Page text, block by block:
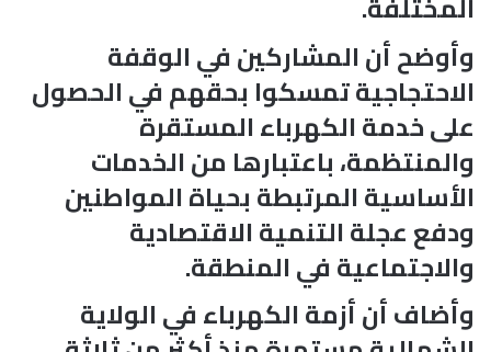
وأوضح أن المشاركين في الوقفة
الاحتجاجية تمسكوا بحقهم في الحصول
على خدمة الكهرباء المستقرة
والمنتظمة، باعتبارها من الخدمات
الأساسية المرتبطة بحياة المواطنين
ودفع عجلة التنمية الاقتصادية
والاجتماعية في المنطقة.
وأضاف أن أزمة الكهرباء في الولاية